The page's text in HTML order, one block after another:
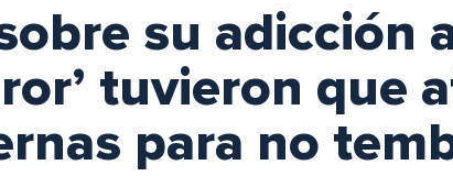
su adicción
tuvieron que
para no